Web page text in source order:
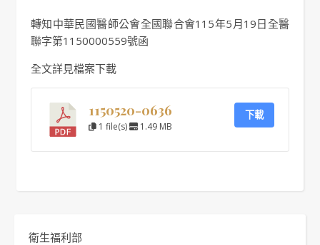
轉知中華民國醫師公會全國聯合會115年5月19日全醫
聯字第1150000559號函
全文詳見檔案下載
1150520-0636
1 file(s) 1.49 MB
下載
衛生福利部